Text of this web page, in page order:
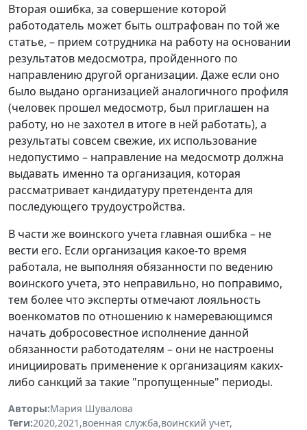
Вторая ошибка, за совершение которой
работодатель может быть оштрафован по той же
статье, – прием сотрудника на работу на основании
результатов медосмотра, пройденного по
направлению другой организации. Даже если оно
было выдано организацией аналогичного профиля
(человек прошел медосмотр, был приглашен на
работу, но не захотел в итоге в ней работать), а
результаты совсем свежие, их использование
недопустимо – направление на медосмотр должна
выдавать именно та организация, которая
рассматривает кандидатуру претендента для
последующего трудоустройства.
В части же воинского учета главная ошибка – не
вести его. Если организация какое-то время
работала, не выполняя обязанности по ведению
воинского учета, это неправильно, но поправимо,
тем более что эксперты отмечают лояльность
военкоматов по отношению к намеревающимся
начать добросовестное исполнение данной
обязанности работодателям – они не настроены
инициировать применение к организациям каких-
либо санкций за такие "пропущенные" периоды.
Авторы:Мария Шувалова
Теги:2020,2021 ,военная служба,воинский учет,